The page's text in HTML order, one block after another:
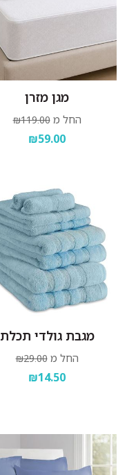
מגן מזרן
החל מ ₪119.00
₪59.00
מגבת גולדי תכלת
החל מ ₪29.00
₪14.50